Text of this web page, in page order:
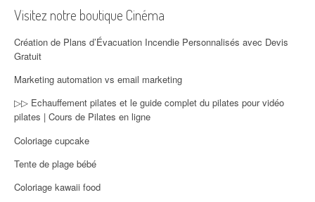
Visitez notre boutique Cinéma
Création de Plans d’Évacuation Incendie Personnalisés avec Devis
Gratuit
Marketing automation vs email marketing
▷▷ Echauffement pilates et le guide complet du pilates pour vidéo
pilates | Cours de Pilates en ligne
Coloriage cupcake
Tente de plage bébé
Coloriage kawaii food